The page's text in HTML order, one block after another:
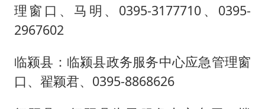
理窗口、马明、0395-3177710、0395-
2967602
临颍县：临颍县政务服务中心应急管理窗
口、翟颖君、0395-8868626